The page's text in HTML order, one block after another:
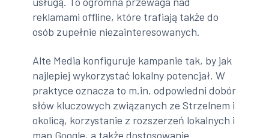
reklamami offline, które trafiają także do
osób zupełnie niezainteresowanych.
Alte Media konfiguruje kampanie tak, by jak
najlepiej wykorzystać lokalny potencjał. W
praktyce oznacza to m.in. odpowiedni dobór
słów kluczowych związanych ze Strzelnem i
okolicą, korzystanie z rozszerzeń lokalnych i
map Google, a także dostosowanie